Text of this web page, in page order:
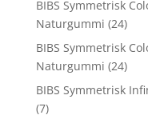
BIBS Symmetrisk
Naturgummi (24)
BIBS Symmetrisk
Naturgummi (24)
BIBS Symmetrisk
(7)